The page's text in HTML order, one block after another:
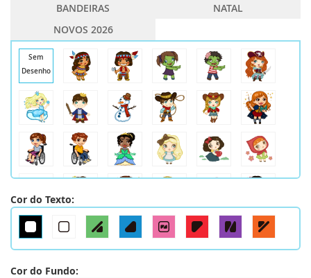
BANDEIRAS
NATAL
NOVOS 2026
Sem
Desenho
Cor do Texto:
Cor do Fundo: